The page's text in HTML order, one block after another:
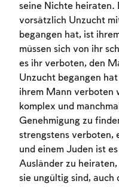
seine Nichte heiraten.
vorsätzlich Unzucht
begangen hat, ist
müssen sich von ihr
es ihr verboten, den
Unzucht begangen
ihrem Mann verboten
komplex und
Genehmigung zu
strengstens verboten,
und einem Juden ist
Ausländer zu
sie ungültig sind,